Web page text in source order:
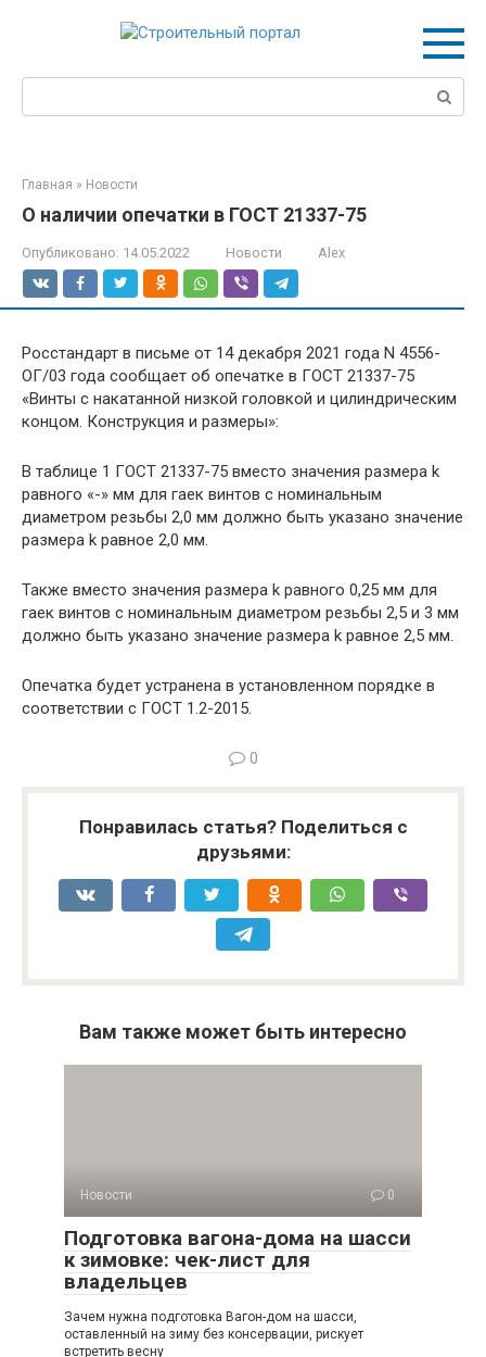
Поиск:
Главная » Новости
О наличии опечатки в ГОСТ 21337-75
Опубликовано: 14.05.2022 Новости Alex
Росстандарт в письме от 14 декабря 2021 года N 4556-
ОГ/03 года сообщает об опечатке в ГОСТ 21337-75
«Винты с накатанной низкой головкой и цилиндрическим
концом. Конструкция и размеры»:
В таблице 1 ГОСТ 21337-75 вместо значения размера k
равного «-» мм для гаек винтов с номинальным
диаметром резьбы 2,0 мм должно быть указано значение
размера k равное 2,0 мм.
Также вместо значения размера k равного 0,25 мм для
гаек винтов с номинальным диаметром резьбы 2,5 и 3 мм
должно быть указано значение размера k равное 2,5 мм.
Опечатка будет устранена в установленном порядке в
соответствии с ГОСТ 1.2-2015.
0
Понравилась статья? Поделиться с
друзьями:
Вам также может быть интересно
Новости 0
Подготовка вагона-дома на шасси
к зимовке: чек-лист для
владельцев
Зачем нужна подготовка Вагон-дом на шасси,
оставленный на зиму без консервации, рискует
встретить весну